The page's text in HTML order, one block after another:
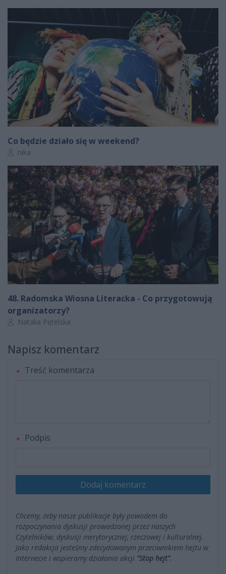
Co będzie działo się w weekend?
Autor artykułu:
nika
48. Radomska Wiosna Literacka - Co przygotowują
organizatorzy?
Autor artykułu:
Natalia Pętelska
Napisz komentarz
Treść komentarza
Podpis
Dodaj komentarz
Chcemy, żeby nasze publikacje były powodem do
rozpoczynania dyskusji prowadzonej przez naszych
Czytelników; dyskusji merytorycznej, rzeczowej i kulturalnej.
Jako redakcja jesteśmy zdecydowanym przeciwnikiem hejtu w
Internecie i wspieramy działania akcji "Stop hejt".